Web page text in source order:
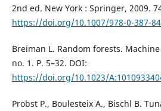
2nd ed. New York : Springer, 2009.
https://doi.org/10.1007/978-0-387-
Breiman L. Random forests.
no. 1. P. 5–32. DOI:
https://doi.org/10.1023/
Probst P., Boulesteix A., Bischl B.